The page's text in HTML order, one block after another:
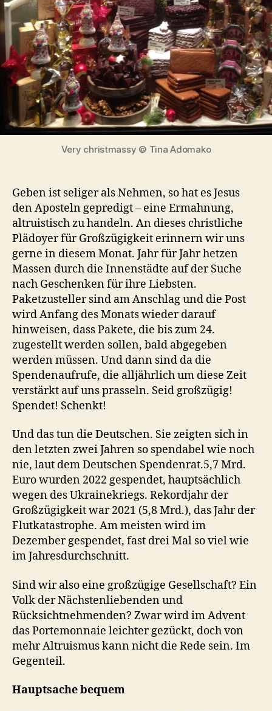
Very christmassy © Tina Adomako
Geben ist seliger als Nehmen, so hat es Jesus
den Aposteln gepredigt – eine Ermahnung,
altruistisch zu handeln. An dieses christliche
Plädoyer für Großzügigkeit erinnern wir uns
gerne in diesem Monat. Jahr für Jahr hetzen
Massen durch die Innenstädte auf der Suche
nach Geschenken für ihre Liebsten.
Paketzusteller sind am Anschlag und die Post
wird Anfang des Monats wieder darauf
hinweisen, dass Pakete, die bis zum 24.
zugestellt werden sollen, bald abgegeben
werden müssen. Und dann sind da die
Spendenaufrufe, die alljährlich um diese Zeit
verstärkt auf uns prasseln. Seid großzügig!
Spendet! Schenkt!
Und das tun die Deutschen. Sie zeigten sich in
den letzten zwei Jahren so spendabel wie noch
nie, laut dem Deutschen Spendenrat.5,7 Mrd.
Euro wurden 2022 gespendet, hauptsächlich
wegen des Ukrainekriegs. Rekordjahr der
Großzügigkeit war 2021 (5,8 Mrd.), das Jahr der
Flutkatastrophe. Am meisten wird im
Dezember gespendet, fast drei Mal so viel wie
im Jahresdurchschnitt.
Sind wir also eine großzügige Gesellschaft? Ein
Volk der Nächstenliebenden und
Rücksichtnehmenden? Zwar wird im Advent
das Portemonnaie leichter gezückt, doch von
mehr Altruismus kann nicht die Rede sein. Im
Gegenteil.
Hauptsache bequem